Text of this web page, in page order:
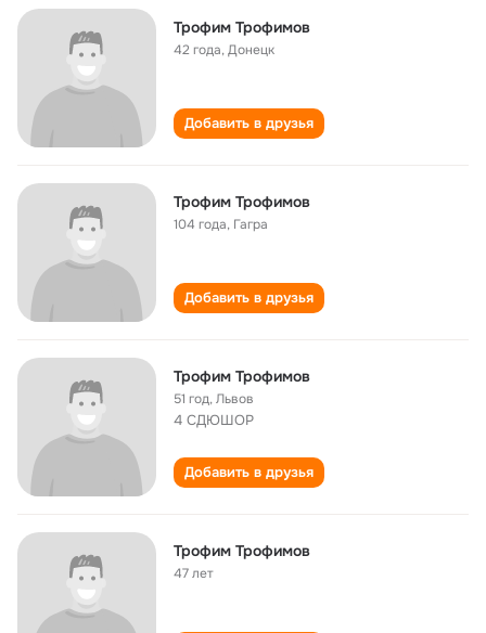
Трофим Трофимов
42 года,Донецк
Добавить в друзья
Трофим Трофимов
104 года, Гагра
Добавить в друзья
Трофим Трофимов
51 год,Львов
4 СДЮШОР
Добавить в друзья
Трофим Трофимов
47 лет